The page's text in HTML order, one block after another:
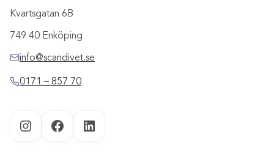
Kvartsgatan 6B
749 40 Enköping
info@scandivet.se
0171 – 857 70
InstagramFacebookLinkedIn